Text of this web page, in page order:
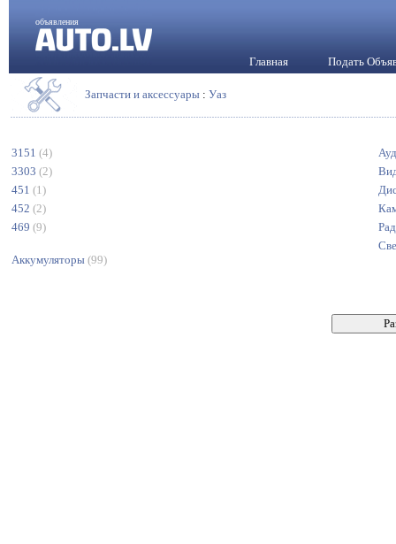
объявления
Главная Подать
Запчасти и аксессуары : Уаз
3151 (4)
3303 (2)
451 (1)
452 (2)
469 (9)
Аккумуляторы (99)